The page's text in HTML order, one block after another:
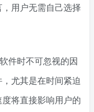
用户无需自己选择
件时不可忽视的因
尤其是在时间紧迫
将直接影响用户的